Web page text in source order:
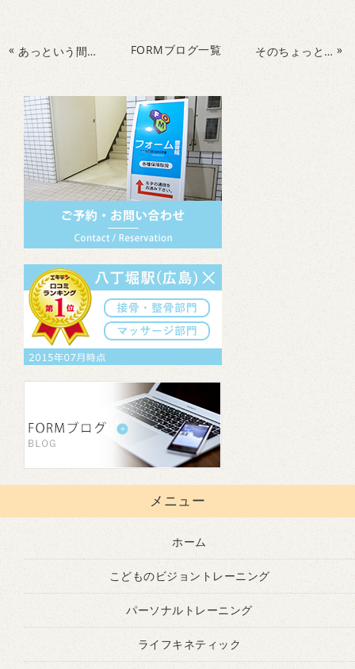
« あっという間に・・・。気が付けば FORMブログ一覧 そのちょっとでもからだは喜びます »
メニュー
ホーム
こどものビジョントレーニング
パーソナルトレーニング
ライフキネティック